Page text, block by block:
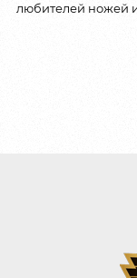
любителей ножей